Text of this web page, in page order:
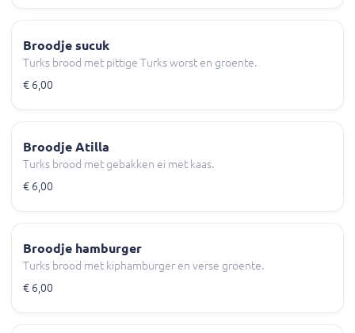
Broodje sucuk
Turks brood met pittige Turks worst en groente.
€ 6,00
Broodje Atilla
Turks brood met gebakken ei met kaas.
€ 6,00
Broodje hamburger
Turks brood met kiphamburger en verse groente.
€ 6,00